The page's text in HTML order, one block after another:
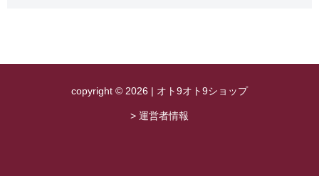
copyright © 2026 | オト9オト9ショップ
> 運営者情報